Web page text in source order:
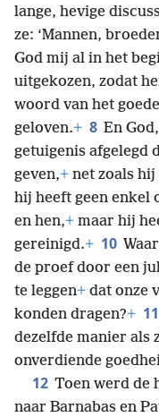
lange, hevige
ze: ‘Mannen,
God mij al in het
uitgekozen, zodat
woord van het
geloven.+ 8 En
getuigenis afgelegd
geven,+ net zoals hij
hij heeft geen enkel
en hen,+ maar hij
gereinigd.+ 10
de proef door een
te leggen+ dat onze
konden dragen?+ 11
dezelfde manier als
onverdiende
12 Toen werd de
naar Barnabas en